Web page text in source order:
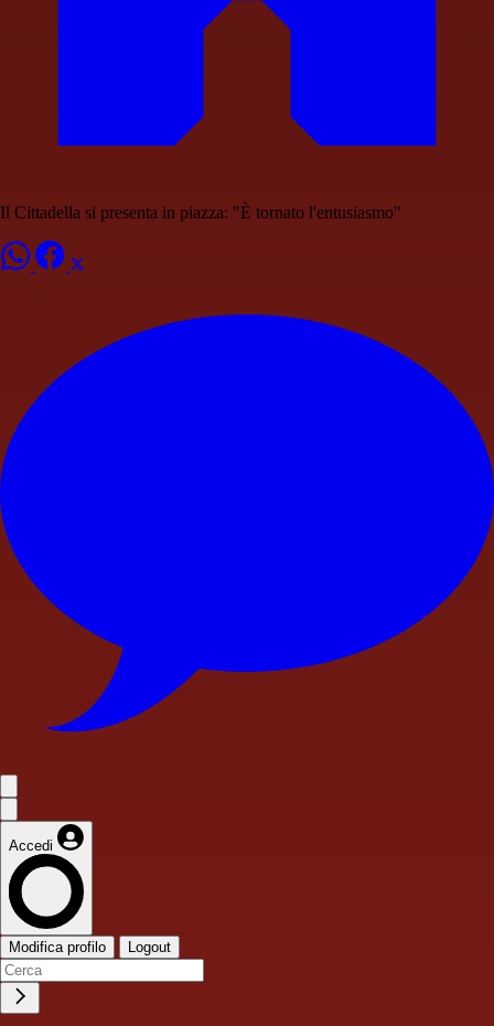
Il Cittadella si presenta in piazza: "È tornato l'entusiasmo"
Accedi
Modifica profilo Logout